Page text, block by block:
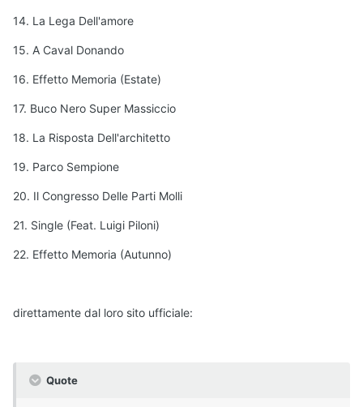
14. La Lega Dell'amore
15. A Caval Donando
16. Effetto Memoria (Estate)
17. Buco Nero Super Massiccio
18. La Risposta Dell'architetto
19. Parco Sempione
20. Il Congresso Delle Parti Molli
21. Single (Feat. Luigi Piloni)
22. Effetto Memoria (Autunno)
direttamente dal loro sito ufficiale:
Quote